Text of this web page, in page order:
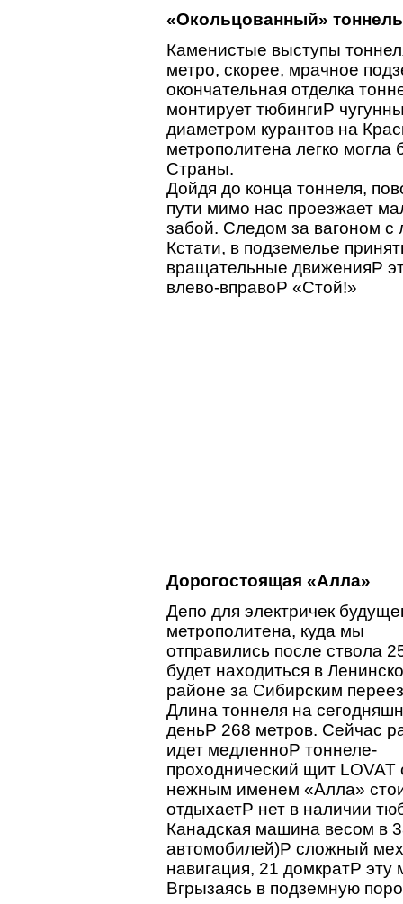
«Окольцованный» тоннель
Каменистые выступы
метро, скорее, мрачное
окончательная отделка
монтирует тюбингиP
диаметром курантов на
метрополитена легко
Страны.
Дойдя до конца тоннеля,
пути мимо нас проезжает
забой. Следом за вагоном с
Кстати, в подземелье
вращательные движенияP
влево-вправоP «Стой!»
Дорогостоящая «Алла»
Депо для электричек
метрополитена, куда мы
отправились после ствола
будет находиться в
районе за Сибирским
Длина тоннеля на
деньP 268 метров. Сейчас
идет медленноP тоннеле-
проходнический щит
нежным именем «Алла»
отдыхаетP нет в наличии
Канадская машина весом в
автомобилей)P сложный
навигация, 21 домкратP
Вгрызаясь в подземную